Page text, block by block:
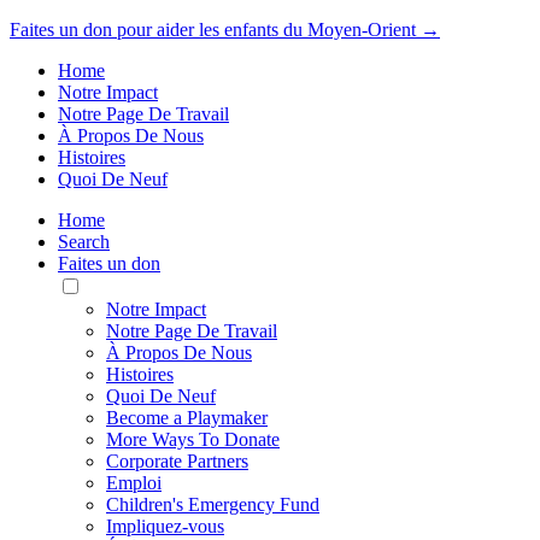
Faites un don pour aider les enfants du Moyen-Orient →
Home
Notre Impact
Notre Page De Travail
À Propos De Nous
Histoires
Quoi De Neuf
Home
Search
Faites un don
Toggle
Mobile
Menu
Notre Impact
Notre Page De Travail
À Propos De Nous
Histoires
Quoi De Neuf
Become a Playmaker
More Ways To Donate
Corporate Partners
Emploi
Children's Emergency Fund
Impliquez-vous